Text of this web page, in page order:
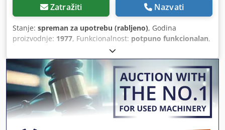
Zatražiti Nazvati
Stanje: spreman za upotrebu (rabljeno), Godina
proizvodnje: 1977, Funkcionalnost: potpuno funkcionalan,
BOBST DOMINO 100M, strojna linija za preklapanje i
lijepljenje, proizvedena 1977., namijenjena za proizvodnju
kartonskih kutija i ambalaže od mikrovalovitog kartona.
Stroj je trenutno u proizvodnji, redovito se održava i u vrlo
je dobrom tehničkom stanju. Pogodan je za kutije tipa
"Straight Line" i kutije s dnom tipa "Crash Lock Bottom".
Tehničke specifikacije: • Proizvođač: BOBST • Model: